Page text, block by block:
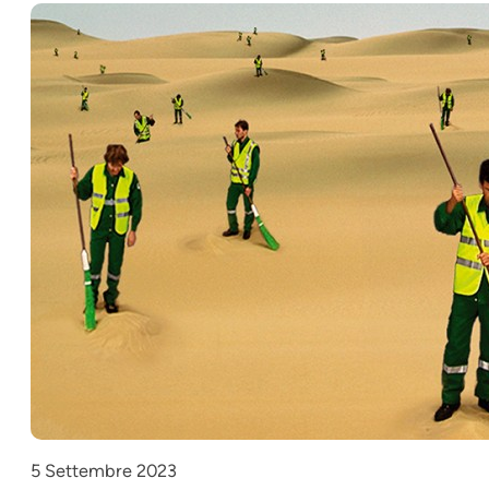
5 Settembre 2023